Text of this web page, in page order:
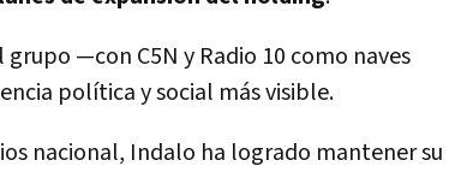
—con C5N y Radio 10 como naves
política y social más visible.
nacional, Indalo ha logrado mantener su